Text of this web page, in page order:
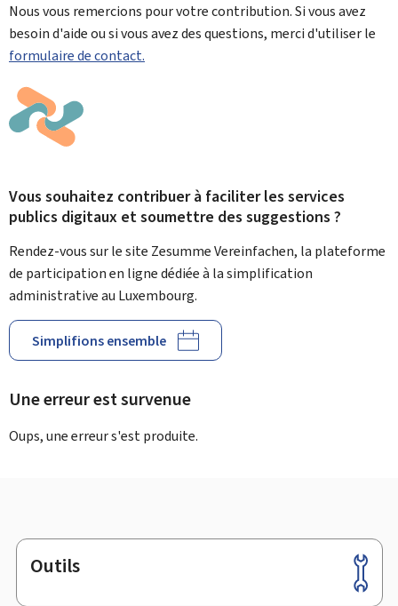
Nous vous remercions pour votre contribution. Si vous avez
besoin d'aide ou si vous avez des questions, merci d'utiliser le
formulaire de contact.
Vous souhaitez contribuer à faciliter les services
publics digitaux et soumettre des suggestions ?
Rendez-vous sur le site Zesumme Vereinfachen, la plateforme
de participation en ligne dédiée à la simplification
administrative au Luxembourg.
Simplifions ensemble
Une erreur est survenue
Oups, une erreur s'est produite.
Pied
de
Outils